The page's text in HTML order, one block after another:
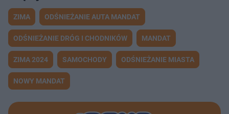
ZIMA ODŚNIEŻANIE AUTA MANDAT
ODŚNIEŻANIE DRÓG I CHODNIKÓW MANDAT
ZIMA 2024 SAMOCHODY ODŚNIEŻANIE MIASTA
NOWY MANDAT